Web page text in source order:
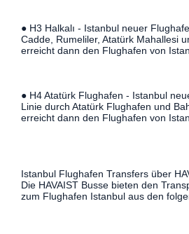
● H3 Halkalı - Istanbul neuer
Cadde, Rumeliler, Atatürk Mahallesi
erreicht dann den Flughafen von
● H4 Atatürk Flughafen - Istanbul
Linie durch Atatürk Flughafen und
erreicht dann den Flughafen von
Istanbul Flughafen Transfers über
Die HAVAIST Busse bieten den
zum Flughafen Istanbul aus den